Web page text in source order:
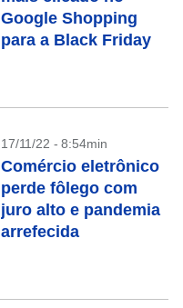
Google Shopping
para a Black Friday
17/11/22 - 8:54min
Comércio eletrônico
perde fôlego com
juro alto e pandemia
arrefecida